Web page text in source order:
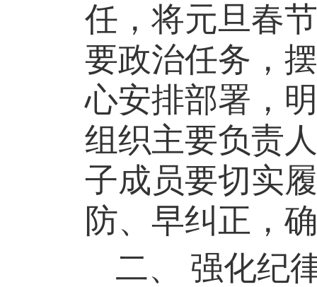
任，将元旦春
要政治任务，
心安排部署，
组织主要负责
子成员要切实
防、早纠正，
二、
强化纪